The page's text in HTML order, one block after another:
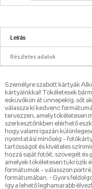
Leírás
Részletes adatok
Személyre szabott kártyák
kártyáinkkal! Tökéletesek
esküvőkön át ünnepekig, sőt
válassza ki kedvenc
tervezzen, amely tökéletesen
szerkesztőnkben elérhető
hogy valami igazán
nyomtatási minőség –
tartósságot és kivételes
hozzá saját fotóit, szövegét
amelyek tökéletesen tükrözik
formátumok – válasszon
formátumában. - Gyors
így a lehető leghamarabb